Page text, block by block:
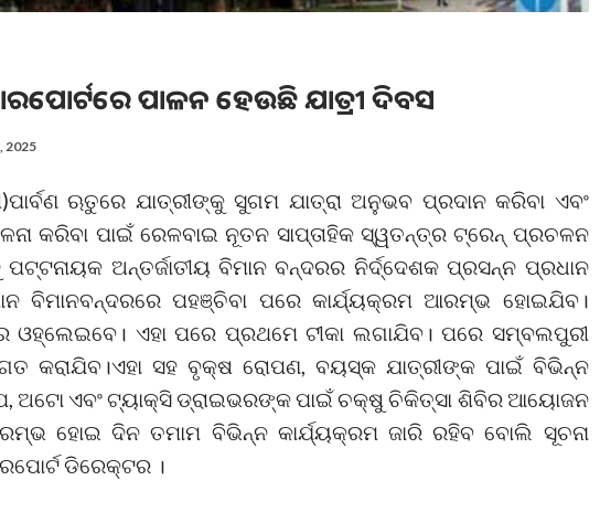
ପାଳନ ହେଉଛି ଯାତ୍ରୀ ଦିବସ
2025
ଋତୁରେ ଯାତ୍ରୀଙ୍କୁ ସୁଗମ ଯାତ୍ରା ଅନୁଭବ ପ୍ରଦାନ କରିବା ଏବଂ
କରିବା ପାଇଁ ରେଳବାଇ ନୂତନ ସାପ୍ତାହିକ ସ୍ୱତନ୍ତ୍ର ଟ୍ରେନ୍ ପ୍ରଚଳନ
ଅନ୍ତର୍ଜାତୀୟ ବିମାନ ବନ୍ଦରର ନିର୍ଦ୍ଦେଶକ ପ୍ରସନ୍ନ ପ୍ରଧାନ
ବିମାନବନ୍ଦରରେ ପହଞ୍ଚିବା ପରେ କାର୍ଯ୍ୟକ୍ରମ ଆରମ୍ଭ ହୋଇଯିବ।
ଓହ୍ଲେଇବେ। ଏହା ପରେ ପ୍ରଥମେ ଟୀକା ଲଗାଯିବ। ପରେ ସମ୍ବଲପୁରୀ
କରାଯିବ।ଏହା ସହ ବୃକ୍ଷ ରୋପଣ, ବୟସ୍କ ଯାତ୍ରୀଙ୍କ ପାଇଁ ବିଭିନ୍ନ
ଅଟୋ ଏବଂ ଟ୍ୟାକ୍ସି ଡ୍ରାଇଭରଙ୍କ ପାଇଁ ଚକ୍ଷୁ ଚିକିତ୍ସା ଶିବିର ଆୟୋଜନ
ହୋଇ ଦିନ ତମାମ ବିଭିନ୍ନ କାର୍ଯ୍ୟକ୍ରମ ଜାରି ରହିବ ବୋଲି ସୂଚନା
ଡିରେକ୍ଟର ।